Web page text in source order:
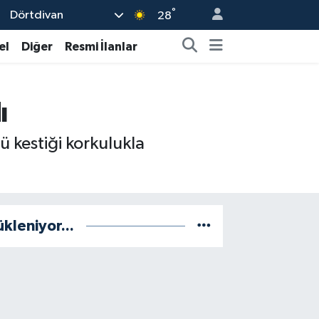
Dörtdivan 28°
Diğer Resmi İlanlar
kestiği korkulukla